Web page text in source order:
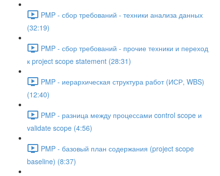
PMP - сбор требований - техники анализа данных
(32:19)
PMP - сбор требований - прочие техники и переход
к project scope statement (28:31)
PMP - иерархическая структура работ (ИСР, WBS)
(12:40)
PMP - разница между процессами control scope и
validate scope (4:56)
PMP - базовый план содержания (project scope
baseline) (8:37)